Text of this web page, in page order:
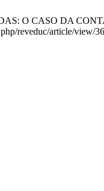
O CASO DA
reveduc/article/view/